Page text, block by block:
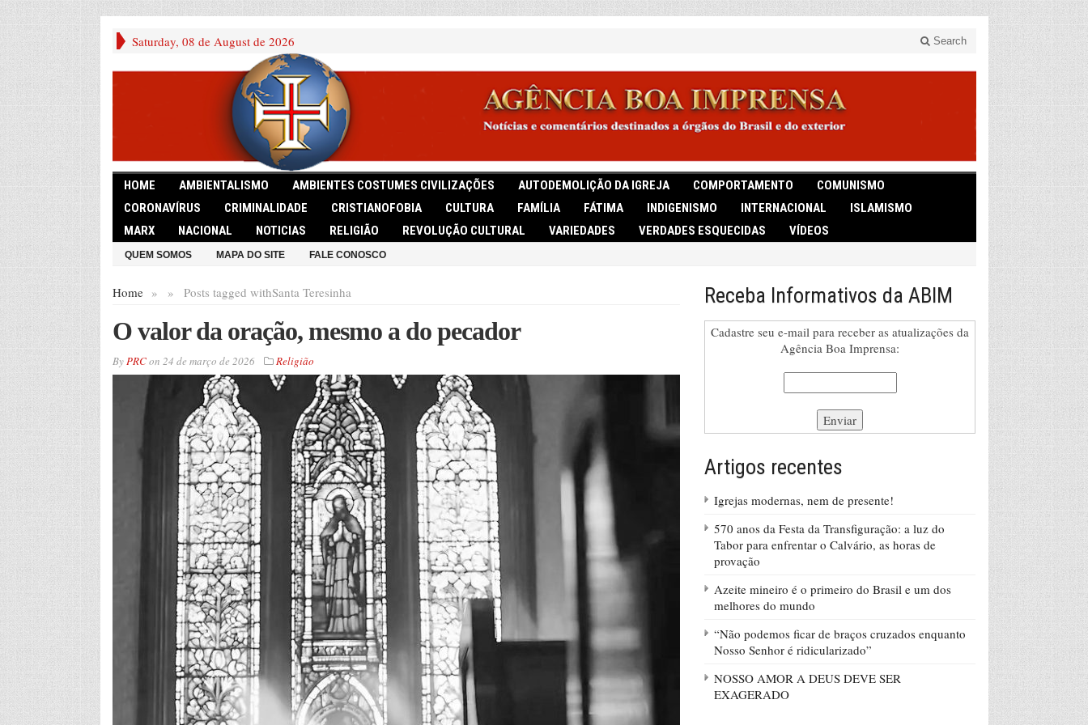
Saturday, 08 de August de 2026 Search
HOME AMBIENTALISMO AMBIENTES COSTUMES CIVILIZAÇÕES AUTODEMOLIÇÃO DA IGREJA COMPORTAMENTO
COMUNISMO
CORONAVÍRUS
CRIMINALIDADE CRISTIANOFOBIA CULTURA FAMÍLIA FÁTIMA INDIGENISMO INTERNACIONAL
ISLAMISMO
MARX
NACIONAL NOTICIAS RELIGIÃO REVOLUÇÃO CULTURAL VARIEDADES VERDADES ESQUECIDAS VÍDEOS
QUEM SOMOS MAPA DO SITE FALE CONOSCO
Home » Posts tagged with
» Santa Teresinha
O valor da oração, mesmo a do pecador
ByPRCon 24 de março de 2026 Religião
Receba Informativos da ABIM
Cadastre seu e-mail para receber as atualizações da
Agência Boa Imprensa:
Artigos recentes
Igrejas modernas, nem de presente!
570 anos da Festa da Transfiguração: a luz do
Tabor para enfrentar o Calvário, as horas de
provação
Azeite mineiro é o primeiro do Brasil e um dos
melhores do mundo
“Não podemos ficar de braços cruzados enquanto
Nosso Senhor é ridicularizado”
NOSSO AMOR A DEUS DEVE SER
EXAGERADO